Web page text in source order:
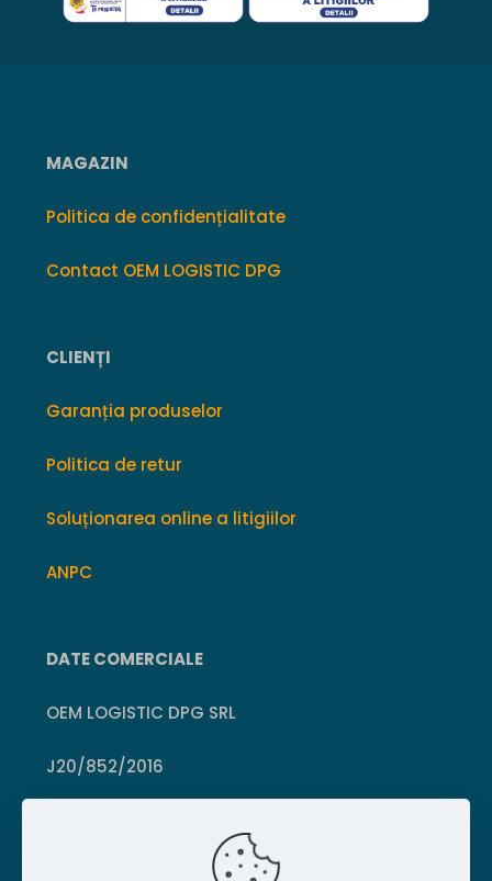
MAGAZIN
Politica de confidențialitate
Contact OEM LOGISTIC DPG
CLIENȚI
Garanția produselor
Politica de retur
Soluționarea online a litigiilor
ANPC
DATE COMERCIALE
OEM LOGISTIC DPG SRL
J20/852/2016
Crișcior, Hunedoara